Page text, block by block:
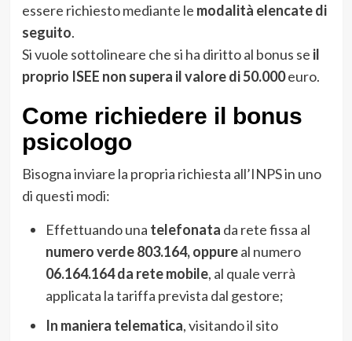
essere richiesto mediante le modalità elencate di
seguito.
Si vuole sottolineare che si ha diritto al bonus se il
proprio ISEE non supera il valore di 50.000euro.
Come richiedere il bonus
psicologo
Bisogna inviare la propria richiesta all’INPS in uno
di questi modi:
Effettuando una telefonata da rete fissa al
numero verde 803.164, oppureal numero
06.164.164 da rete mobile, al quale verrà
applicata la tariffa prevista dal gestore;
In maniera telematica, visitando il sito